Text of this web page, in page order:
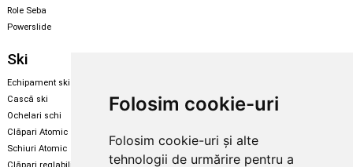
Folosim cookie-uri
Folosim cookie-uri și alte
tehnologii de urmărire pentru a
Role Seba
Powerslide
Ski
Echipament ski
Cască ski
Ochelari schi
Clăpari Atomic
Schiuri Atomic
Echipament snowboard
Skate & longboard